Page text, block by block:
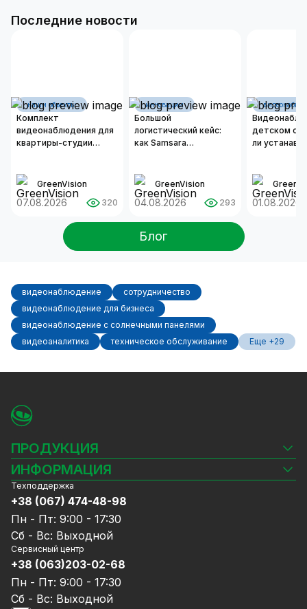
Последние новости
наши объекты
Комплект
видеонаблюдения для
квартиры-студии
GreenVision
07.08.2026 320
инновации
Большой
логистический кейс:
как Samsara
автопарков
GreenVision
04.08.2026 293
детском
ли
надежную
01.08.2026
Блог
видеонаблюдение
сотрудничество
видеонаблюдение для бизнеса
видеонаблюдение с солнечными панелями
видеоаналитика
техническое обслуживание Еще +29
ПРОДУКЦИЯ
Камеры видеонаблюдения
Видеорегистраторы
Комплекты видеонаблюдения
СКУД
Источники питания
Сетевое оборудование
Ноутбуки и компьютеры
Аксессуары
Акции
ИНФОРМАЦИЯ
Блог
Доставка и оплата
Гарантия и Сервисное обслуживание
Политика конфиденциальности
Договор публичной оферты
Сотрудничество
Услуги
Калькулятор расчёта объёма HDD
Техподдержка
+38 (067) 474-48-98
Пн - Пт: 9:00 - 17:30
Сб - Вс: Выходной
Сервисный центр
+38 (063)203-02-68
Пн - Пт: 9:00 - 17:30
Сб - Вс: Выходной